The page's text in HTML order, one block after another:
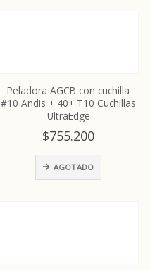
Peladora AGCB con cuchilla
#10 Andis + 40+ T10 Cuchillas
UltraEdge
$755.200
AGOTADO